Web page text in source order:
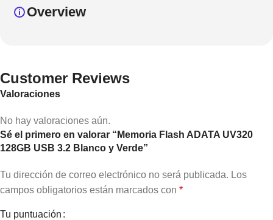
Overview
Customer Reviews
Valoraciones
No hay valoraciones aún.
Sé el primero en valorar “Memoria Flash ADATA UV320
128GB USB 3.2 Blanco y Verde”
Tu dirección de correo electrónico no será publicada. Los
campos obligatorios están marcados con *
Tu puntuación